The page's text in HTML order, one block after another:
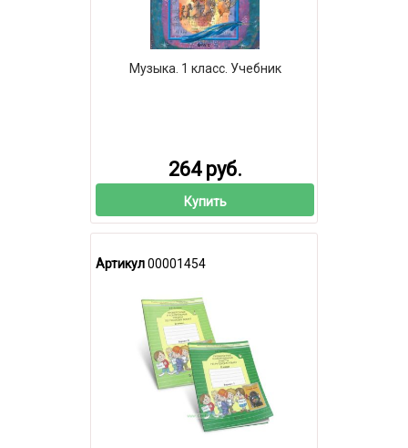
Музыка. 1 класс. Учебник
264 руб.
Купить
Артикул00001454